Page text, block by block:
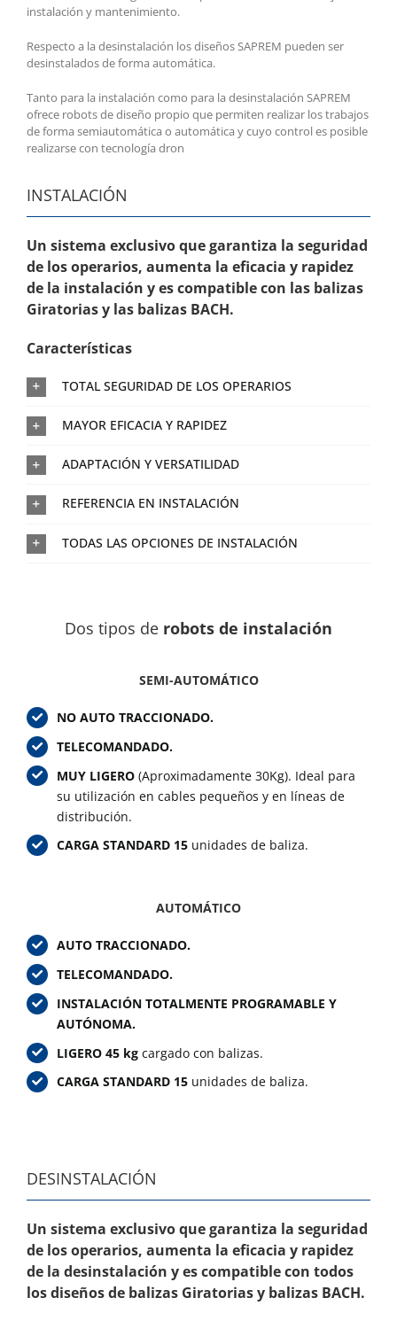
instalación y mantenimiento.
Respecto a la desinstalación los diseños SAPREM pueden ser
desinstalados de forma automática.
Tanto para la instalación como para la desinstalación SAPREM
ofrece robots de diseño propio que permiten realizar los trabajos
de forma semiautomática o automática y cuyo control es posible
realizarse con tecnología dron
INSTALACIÓN
Un sistema exclusivo que garantiza la seguridad
de los operarios, aumenta la eficacia y rapidez
de la instalación y es compatible con las balizas
Giratorias y las balizas BACH.
Características
TOTAL SEGURIDAD DE LOS OPERARIOS
MAYOR EFICACIA Y RAPIDEZ
ADAPTACIÓN Y VERSATILIDAD
REFERENCIA EN INSTALACIÓN
TODAS LAS OPCIONES DE INSTALACIÓN
Dos tipos de robots de instalación
SEMI-AUTOMÁTICO
NO AUTO TRACCIONADO.
TELECOMANDADO.
MUY LIGERO(Aproximadamente 30Kg). Ideal para
su utilización en cables pequeños y en líneas de
distribución.
CARGA STANDARD 15unidades de baliza.
AUTOMÁTICO
AUTO TRACCIONADO.
TELECOMANDADO.
INSTALACIÓN TOTALMENTE PROGRAMABLE Y
AUTÓNOMA.
LIGERO 45 kgcargado con balizas.
CARGA STANDARD 15unidades de baliza.
DESINSTALACIÓN
Un sistema exclusivo que garantiza la seguridad
de los operarios, aumenta la eficacia y rapidez
de la desinstalación y es compatible con todos
los diseños de balizas Giratorias y balizas BACH.